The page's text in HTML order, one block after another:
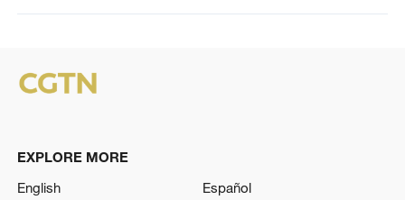
EXPLORE MORE
English
Español